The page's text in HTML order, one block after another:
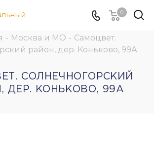
0
- Москва и МО - Самоцвет.
район, дер. Коньково, 99А
СОЛНЕЧНОГОРСКИЙ
ДЕР. КОНЬКОВО, 99А